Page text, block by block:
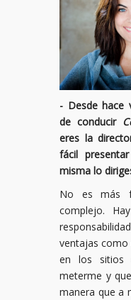
- Desde hace
de conducir
eres la
fácil
misma lo
No es más
complejo.
ventajas
en los sitios
meterme y
manera que a